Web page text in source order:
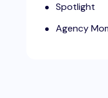
Spotlight
Agency